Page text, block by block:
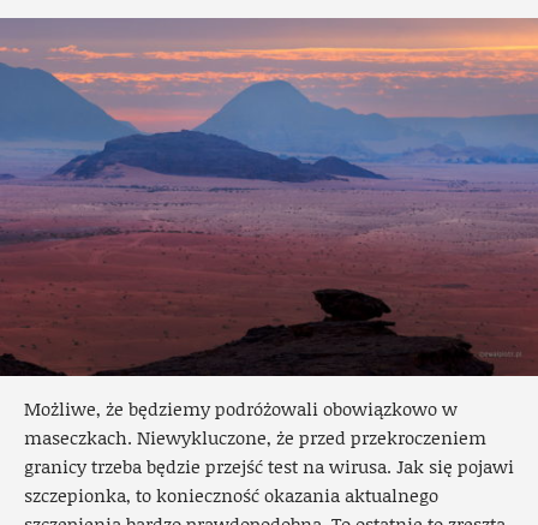
Możliwe, że będziemy podróżowali obowiązkowo w
maseczkach. Niewykluczone, że przed przekroczeniem
granicy trzeba będzie przejść test na wirusa. Jak się pojawi
szczepionka, to konieczność okazania aktualnego